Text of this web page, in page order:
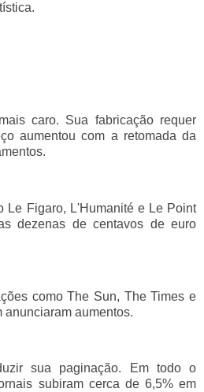
caro. Sua fabricação requer
aumentou com a retomada da
Le Figaro, L'Humanité e Le Point
dezenas de centavos de euro
como The Sun, The Times e
aumentos.
sua paginação. Em todo o
subiram cerca de 6,5% em